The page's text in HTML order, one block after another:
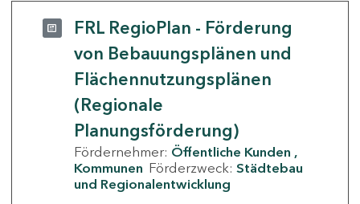
FRL RegioPlan - Förderung
von Bebauungsplänen und
Flächennutzungsplänen
(Regionale
Planungsförderung)
Fördernehmer: Öffentliche Kunden
Kommunen Förderzweck: Städtebau
und Regionalentwicklung